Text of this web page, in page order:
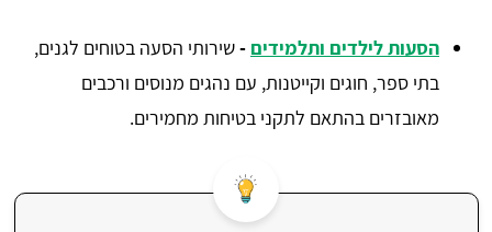
הסעות לילדים ותלמידים -שירותי הסעה בטוחים לגנים,
בתי ספר, חוגים וקייטנות, עם נהגים מנוסים ורכבים
מאובזרים בהתאם לתקני בטיחות מחמירים.